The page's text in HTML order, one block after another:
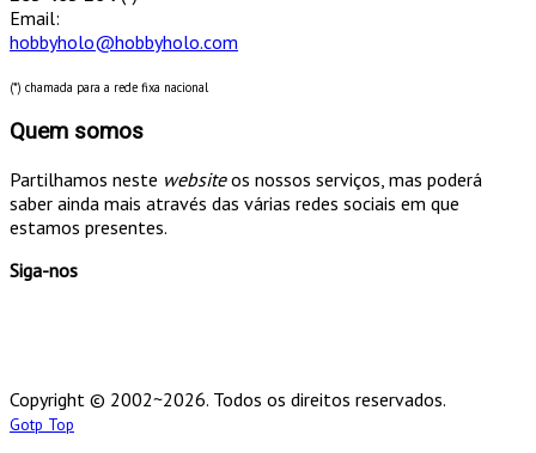
Email:
hobbyholo@hobbyholo.com
(*) chamada para a rede fixa nacional
Quem somos
Partilhamos neste websiteos nossos serviços, mas poderá
saber ainda mais através das várias redes sociais em que
estamos presentes.
Siga-nos
Copyright © 2002~2026. Todos os direitos reservados.
Gotp Top